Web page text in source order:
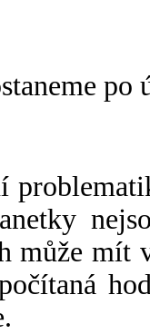
po
může mít